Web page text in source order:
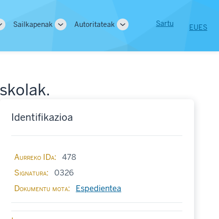
Sailkapenak
ToggleAutoritateak
Toggle
User
menu
Sartu EUES
Identifikazioa
Aurreko IDa
478
Signatura
0326
Dokumentu mota
Espedientea